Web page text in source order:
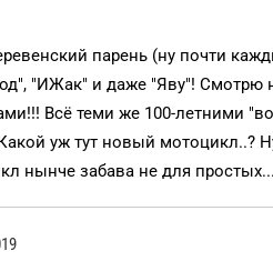
парень (ну почти
"ИЖак" и даже "Яву"! Смотрю
Всё теми же 100-летними
уж тут новый мотоцикл..?
нынче забава не для простых...